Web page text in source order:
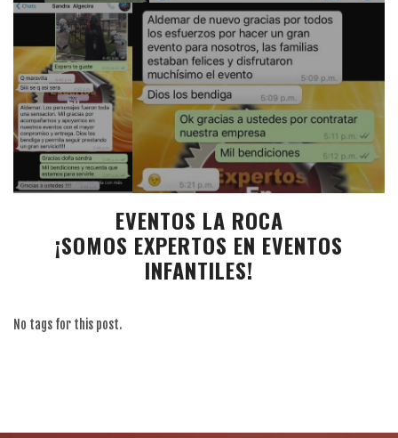
EVENTOS LA ROCA
¡SOMOS EXPERTOS EN EVENTOS
INFANTILES!
No tags for this post.